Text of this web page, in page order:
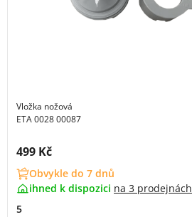
Vložka nožová
ETA 0028 00087
Cena s DPH:
499 Kč
Obvykle do 7 dnů
ihned k dispozici na 3 prodejnách
5